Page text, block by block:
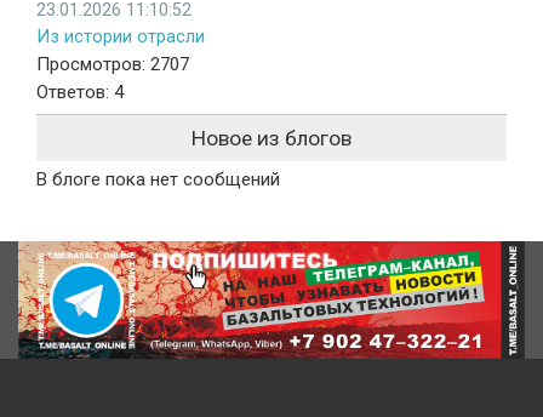
23.01.2026 11:10:52
Из истории отрасли
Просмотров: 2707
Ответов: 4
Новое из блогов
В блоге пока нет сообщений